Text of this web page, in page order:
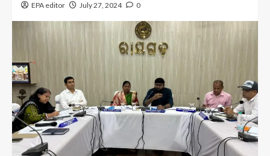
EPA editor July 27, 2024 0